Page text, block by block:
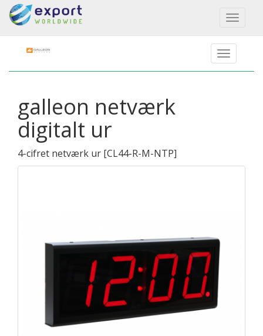
Toggle
galleon netværk
digitalt ur
4-cifret netværk ur [CL44-R-M-NTP]